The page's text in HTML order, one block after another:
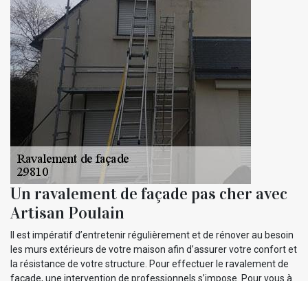
Un ravalement de façade pas cher avec
Artisan Poulain
Il est impératif d’entretenir régulièrement et de rénover au besoin
les murs extérieurs de votre maison afin d’assurer votre confort et
la résistance de votre structure. Pour effectuer le ravalement de
façade, une intervention de professionnels s’impose. Pour vous à